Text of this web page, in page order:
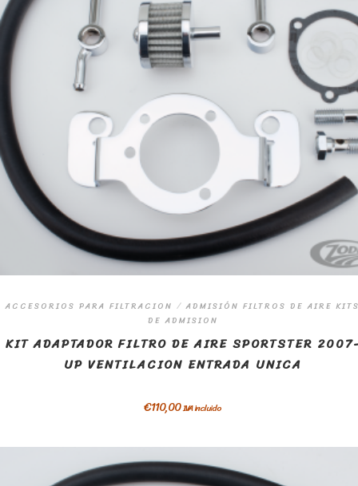
ACCESORIOS PARA FILTRACION / ADMISIÓN FILTROS DE AIRE
DE ADMISION
KIT ADAPTADOR FILTRO DE AIRE SPORTSTER
UP VENTILACION ENTRADA UNICA
€110,00IVA incluido